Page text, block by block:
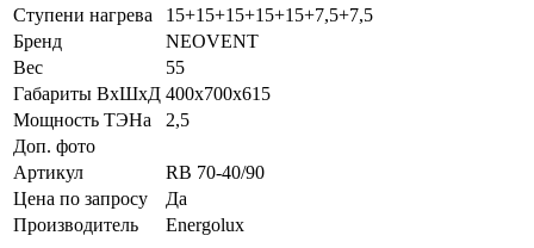
Ступени нагрева
15+15+15+15+15+7,5+7,5
Бренд
NEOVENT
Вес
55
Габариты ВхШхД 400x700x615
Мощность ТЭНа
2,5
Доп. фото
Артикул
RB 70-40/90
Цена по запросу
Да
Производитель
Energolux